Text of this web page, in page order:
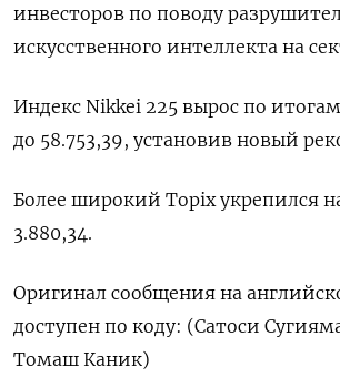
‌инвесторов по поводу
искусственного ‌интеллекта на
Индекс Nikkei 225 вырос ​по
до 58.753,39, установив новый
Более широкий Topix укрепился
⁠3.880,34.
Оригинал сообщения на
‌доступен по коду: (Сатоси
‌Томаш Каник)